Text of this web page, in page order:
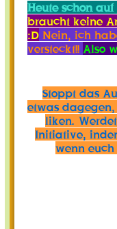
Heute schon
braucht keine
:D Nein, ich
versteckt!! Also
Stoppt das
etwas
liken.
Initiative,
wenn